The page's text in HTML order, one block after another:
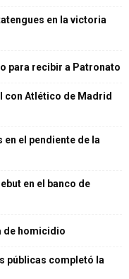
en la victoria
para recibir a Patronato
con Atlético de Madrid
en el pendiente de la
en el banco de
de homicidio
públicas completó la